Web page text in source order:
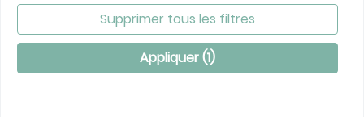
Supprimer tous les filtres
Appliquer (1)